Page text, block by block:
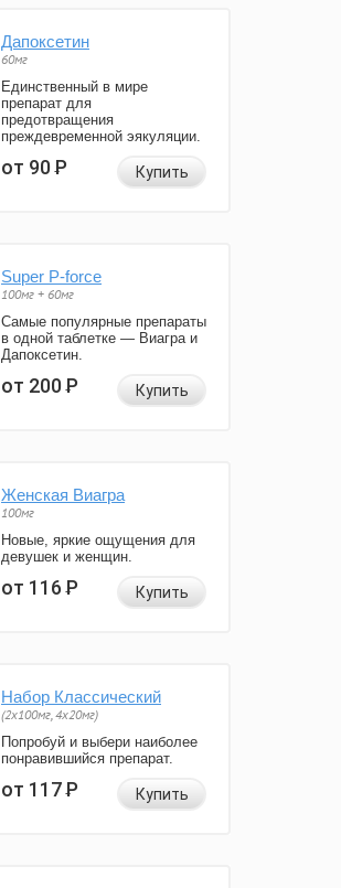
Дапоксетин
60мг
Единственный в мире
препарат для
предотвращения
преждевременной эякуляции.
от 90Р Купить
Super P-force
100мг + 60мг
Самые популярные препараты
в одной таблетке — Виагра и
Дапоксетин.
от 200Р Купить
Женская Виагра
100мг
Новые, яркие ощущения для
девушек и женщин.
от 116Р Купить
Набор Классический
(2x100мг, 4x20мг)
Попробуй и выбери наиболее
понравившийся препарат.
от 117Р Купить